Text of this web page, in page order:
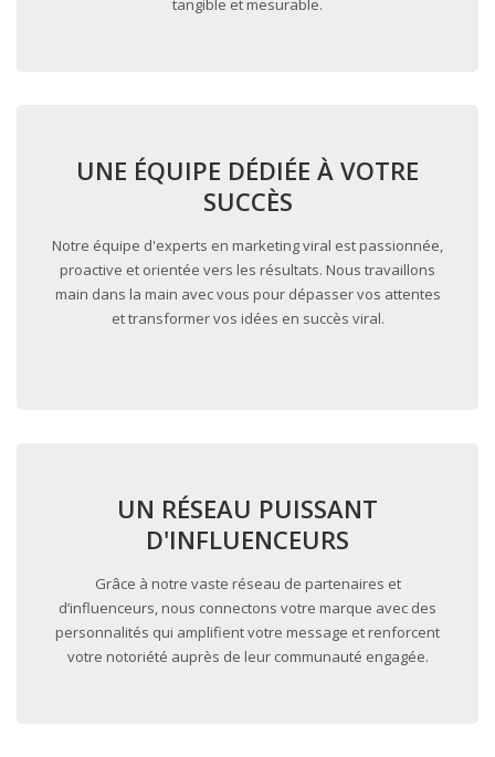
tangible et mesurable.
UNE ÉQUIPE DÉDIÉE À VOTRE
SUCCÈS
Notre équipe d'experts en marketing viral est passionnée,
proactive et orientée vers les résultats. Nous travaillons
main dans la main avec vous pour dépasser vos attentes
et transformer vos idées en succès viral.
UN RÉSEAU PUISSANT
D'INFLUENCEURS
Grâce à notre vaste réseau de partenaires et
d’influenceurs, nous connectons votre marque avec des
personnalités qui amplifient votre message et renforcent
votre notoriété auprès de leur communauté engagée.